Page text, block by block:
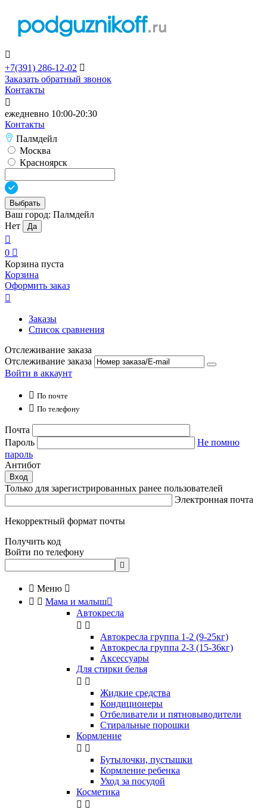

+7(391) 286-12-02 
Заказать обратный звонок
Контакты

ежедневно 10:00-20:30
Контакты
Палмдейл
Москва
Красноярск
Выбрать
Ваш город: Палмдейл
Нет
Да

0 
Корзина пуста
Корзина
Оформить заказ

Заказы
Список сравнения
Отслеживание заказа
Отслеживание заказа
Войти в аккаунт
 По почте
 По телефону
Почта
Пароль
Не помню
пароль
Антибот
Вход
Только для зарегистрированных ранее пользователей
Электронная почта
Некорректный формат почты
Получить код
Войти по телефону

 Меню 
  Мама и малыш
Автокресла
 
Автокресла группа 1-2 (9-25кг)
Автокресла группа 2-3 (15-36кг)
Аксессуары
Для стирки белья
 
Жидкие средства
Кондиционеры
Отбеливатели и пятновыводители
Стиральные порошки
Кормление
 
Бутылочки, пустышки
Кормление ребенка
Уход за посудой
Косметика
 